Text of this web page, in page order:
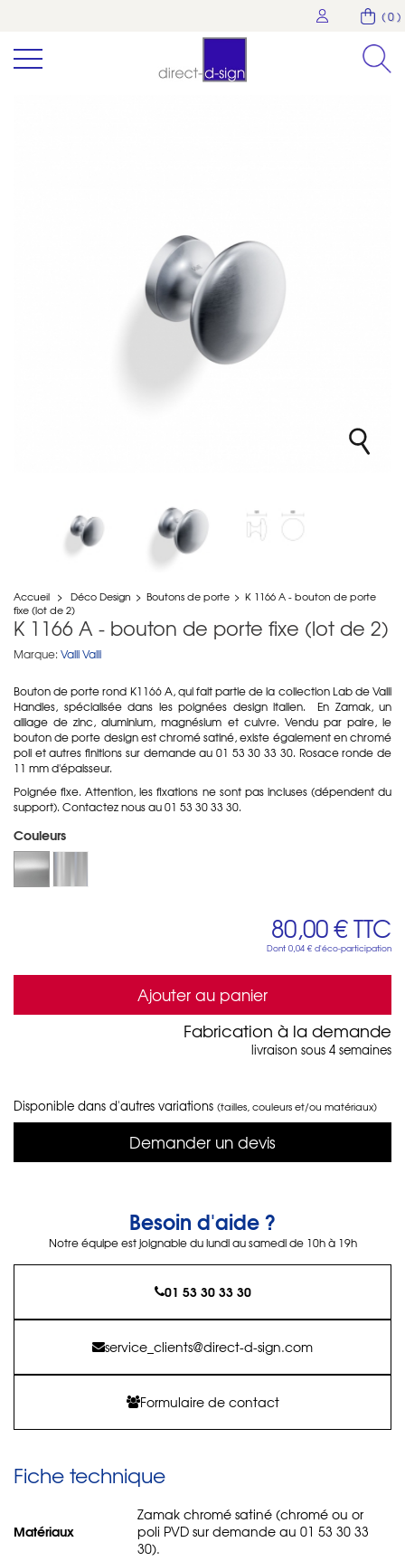
( 0 )
Accueil > Déco Design > Boutons de porte > K 1166 A - bouton de porte
fixe (lot de 2)
K 1166 A - bouton de porte fixe (lot de 2)
Marque: Valli Valli
Bouton de porte rond K1166 A, qui fait partie de la collection Lab de Valli
Handles, spécialisée dans les poignées design italien. En Zamak, un
alliage dezinc, aluminium, magnésium et cuivre. Vendu par paire, le
bouton de porte design est chromé satiné, existe également en chromé
poli et autres finitions sur demande au 01 53 30 33 30. Rosace ronde de
11 mm d'épaisseur.
Poignée fixe. Attention, les fixations ne sont pas incluses (dépendent du
support). Contactez nous au 01 53 30 33 30.
Couleurs
80,00 €TTC
Dont 0,04 € d'éco-participation
Ajouter au panier
Fabrication à la demande
livraison sous 4 semaines
Disponible dans d'autres variations (tailles, couleurs et/ou matériaux)
Demander un devis
Besoin d'aide ?
Notre équipe est joignable du lundi au samedi de 10h à 19h
01 53 30 33 30
service_clients@direct-d-sign.com
Formulaire de contact
Fiche technique
Matériaux
Zamak chromé satiné (chromé ou or
poli PVD sur demande au 01 53 30 33
30).